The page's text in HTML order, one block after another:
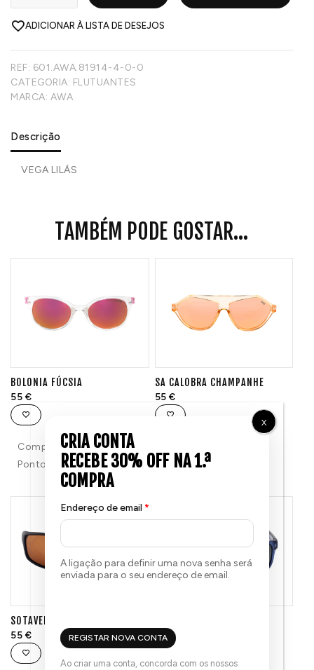
ADICIONAR À LISTA DE DESEJOS
REF: 601.AWA.81914-4-0-0
CATEGORIA: FLUTUANTES
MARCA: AWA
Descrição
VEGA LILÁS
TAMBÉM PODE GOSTAR...
BOLONIA FÚCSIA
55 €
Compra e ganha 55
Pontos!
SA CALOBRA CHAMPANHE
55 €
Pontos!
SOTAVENTO PRETO E AZUL
55 €
65 €
Endereço de email *
A ligação para definir uma nova senha será
enviada para o seu endereço de email.
REGISTAR NOVA CONTA
Ao criar uma conta, concorda com os nossos
X